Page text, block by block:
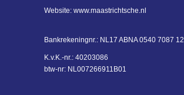
Website: www.maastrichtsche.nl
Bankrekeningnr.: NL17 ABNA 0540 7087 12
K.v.K.-nr.: 40203086
btw-nr: NL007266911B01